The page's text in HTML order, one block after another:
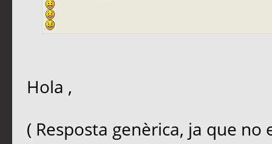
Hola ,
( Resposta genèrica, ja que no